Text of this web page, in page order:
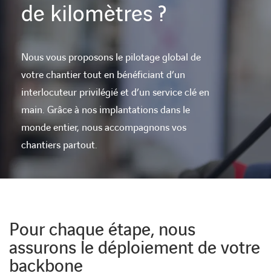
de kilomètres ?
Nous vous proposons le pilotage global de
votre chantier tout en bénéficiant d’un
interlocuteur privilégié et d’un service clé en
main. Grâce à nos implantations dans le
monde entier, nous accompagnons vos
chantiers partout.
Pour chaque étape, nous
assurons le déploiement de votre
backbone